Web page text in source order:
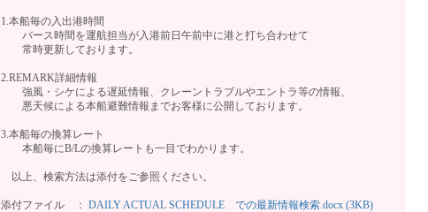
1.本船毎の入出港時間
バース時間を運航担当が入港前日午前中に港と打ち合わせて
常時更新しております。
2.REMARK詳細情報
強風・シケによる遅延情報、クレーントラブルやエントラ等の情報、
悪天候による本船避難情報までお客様に公開しております。
3.本船毎の換算レート
本船毎にB/Lの換算レートも一目でわかります。
以上、検索方法は添付をご参照ください。
添付ファイル ： DAILY ACTUAL SCHEDULE での最新情報検索.docx (3KB)